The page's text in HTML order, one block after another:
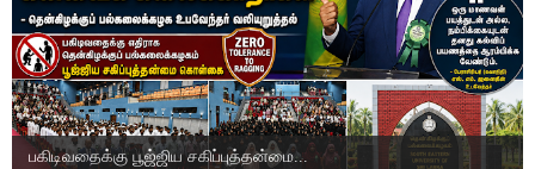
பகிடிவதைக்கு பூஜ்ஜிய சகிப்புத்தன்மை...